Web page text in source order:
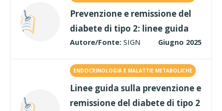
Prevenzione e remissione del
diabete di tipo 2: linee guida
Autore/Fonte: SIGN Giugno 2025
ENDOCRINOLOGIA E MALATTIE METABOLICHE
Linee guida sulla prevenzione e
remissione del diabete di tipo 2